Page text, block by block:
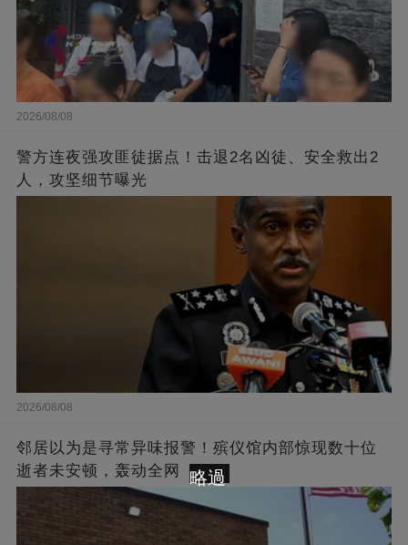
2026/08/08
警方连夜强攻匪徒据点！击退2名凶徒、安全救出2
人，攻坚细节曝光
2026/08/08
邻居以为是寻常异味报警！殡仪馆内部惊现数十位
逝者未安顿，轰动全网
略過